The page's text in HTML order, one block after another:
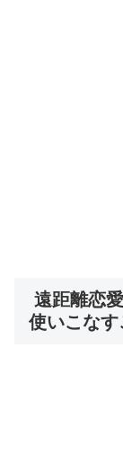
遠距離恋
使いこなす